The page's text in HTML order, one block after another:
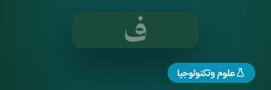
ف
علوم وتكنولوجيا